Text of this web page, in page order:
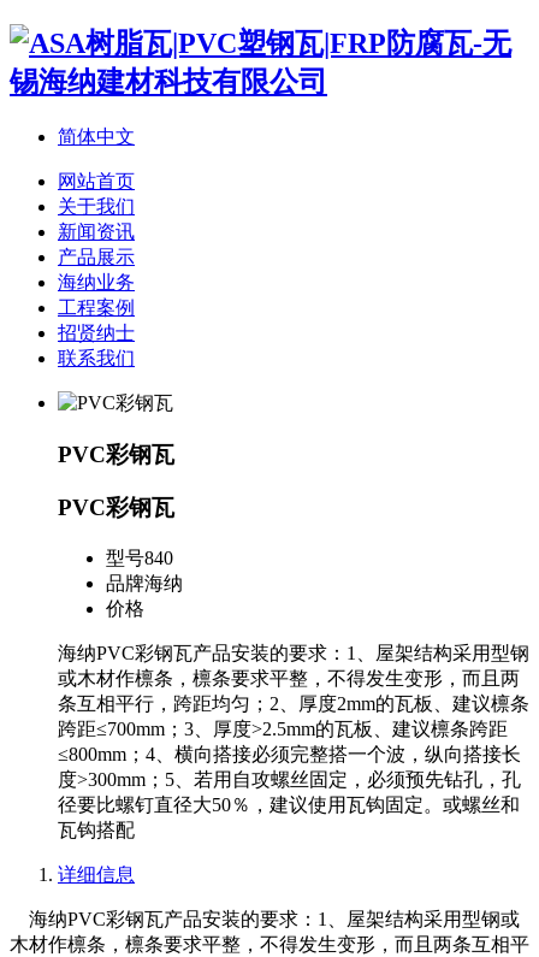
简体中文
网站首页
关于我们
新闻资讯
产品展示
海纳业务
工程案例
招贤纳士
联系我们
PVC彩钢瓦
PVC彩钢瓦
型号840
品牌海纳
价格
海纳PVC彩钢瓦产品安装的要求：1、屋架结构采用型钢
或木材作檩条，檩条要求平整，不得发生变形，而且两
条互相平行，跨距均匀；2、厚度2mm的瓦板、建议檩条
跨距≤700mm；3、厚度>2.5mm的瓦板、建议檩条跨距
≤800mm；4、横向搭接必须完整搭一个波，纵向搭接长
度>300mm；5、若用自攻螺丝固定，必须预先钻孔，孔
径要比螺钉直径大50％，建议使用瓦钩固定。或螺丝和
瓦钩搭配
详细信息
海纳PVC彩钢瓦产品安装的要求：1、屋架结构采用型钢或
木材作檩条，檩条要求平整，不得发生变形，而且两条互相平